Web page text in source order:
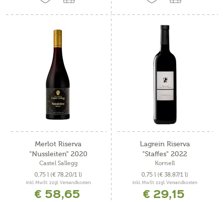
Merlot Riserva
"Nussleiten" 2020
Castel Sallegg
0,75 l (€ 78,20/1 l)
inkl. MwSt. zzgl. Versandkosten
€ 58,65
Lagrein Riserva
"Staffes" 2022
Kornell
0,75 l (€ 38,87/1 l)
inkl. MwSt. zzgl. Versandkosten
€ 29,15